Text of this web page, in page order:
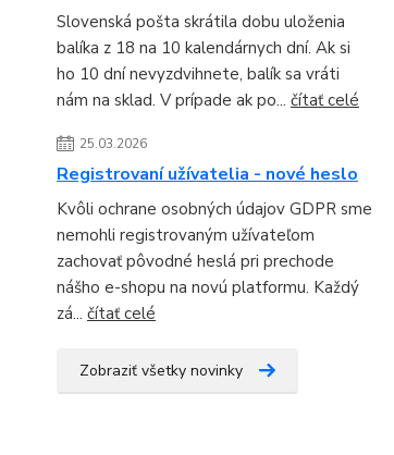
Slovenská pošta skrátila dobu uloženia
balíka z 18 na 10 kalendárnych dní. Ak si
ho 10 dní nevyzdvihnete, balík sa vráti
nám na sklad. V prípade ak po... čítať celé
25.03.2026
Registrovaní užívatelia - nové heslo
Kvôli ochrane osobných údajov GDPR sme
nemohli registrovaným užívateľom
zachovať pôvodné heslá pri prechode
nášho e-shopu na novú platformu. Každý
zá... čítať celé
Zobraziť všetky novinky